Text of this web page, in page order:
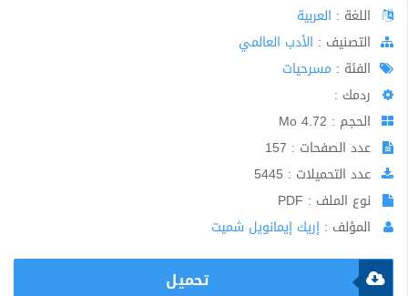
اللغة : العربية
اﻟﺘﺼﻨﻴﻒ : الأدب العالمي
الفئة : مسرحيات
ردمك :
الحجم : 4.72 Mo
عدد الصفحات : 157
عدد التحميلات : 5445
نوع الملف : PDF
المؤلف : إريك إيمانويل شميت
تحميل